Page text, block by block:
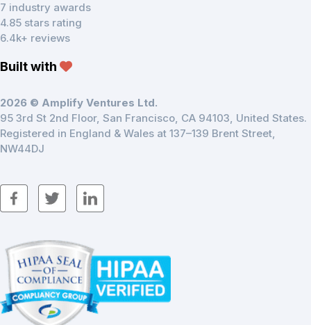
7 industry awards
4.85 stars rating
6.4k+ reviews
Built with
2026 © Amplify Ventures Ltd.
95 3rd St 2nd Floor, San Francisco, CA 94103, United States.
Registered in England & Wales at 137–139 Brent Street,
NW44DJ